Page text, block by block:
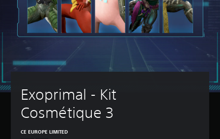
Exoprimal - Kit
Cosmétique 3
CE EUROPE LIMITED